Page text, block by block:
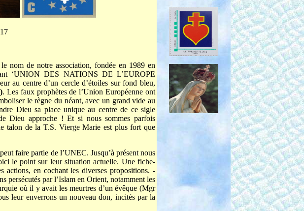
nom de notre association, fondée en 1989 en
‘UNION DES NATIONS DE L’EUROPE
au centre d’un cercle d’étoiles sur fond bleu,
. Les faux prophètes de l’Union Européenne ont
le règne du néant, avec un grand vide au
Dieu sa place unique au centre de ce sigle
Dieu approche ! Et si nous sommes parfois
talon de la T.S. Vierge Marie est plus fort que
faire partie de l’UNEC. Jusqu’à présent nous
le point sur leur situation actuelle. Une fiche-
actions, en cochant les diverses propositions. -
persécutés par l’Islam en Orient, notamment les
où il y avait les meurtres d’un évêque (Mgr
leur enverrons un nouveau don, incités par la